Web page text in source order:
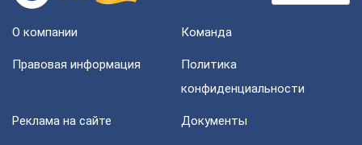
О компании Команда
Правовая информация
Политика
конфиденциальности
Реклама на сайте Документы